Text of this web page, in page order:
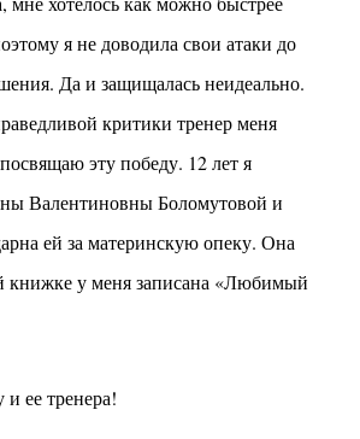
я не доводила свои атаки до
Да и защищалась неидеально.
критики тренер меня
эту победу. 12 лет я
Валентиновны Боломутовой и
ей за материнскую опеку. Она
книжке у меня записана «Любимый
ее тренера!